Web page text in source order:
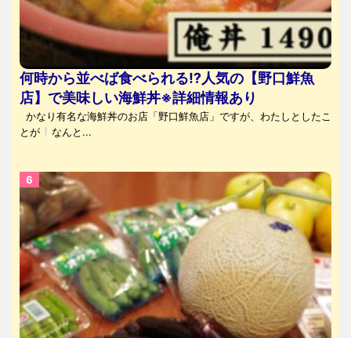
何時から並べば食べられる⁉人気の【野口鮮魚
店】で美味しい海鮮丼※詳細情報あり
かなり有名な海鮮丼のお店「野口鮮魚店」ですが、わたしとしたこ
とが
なんと...